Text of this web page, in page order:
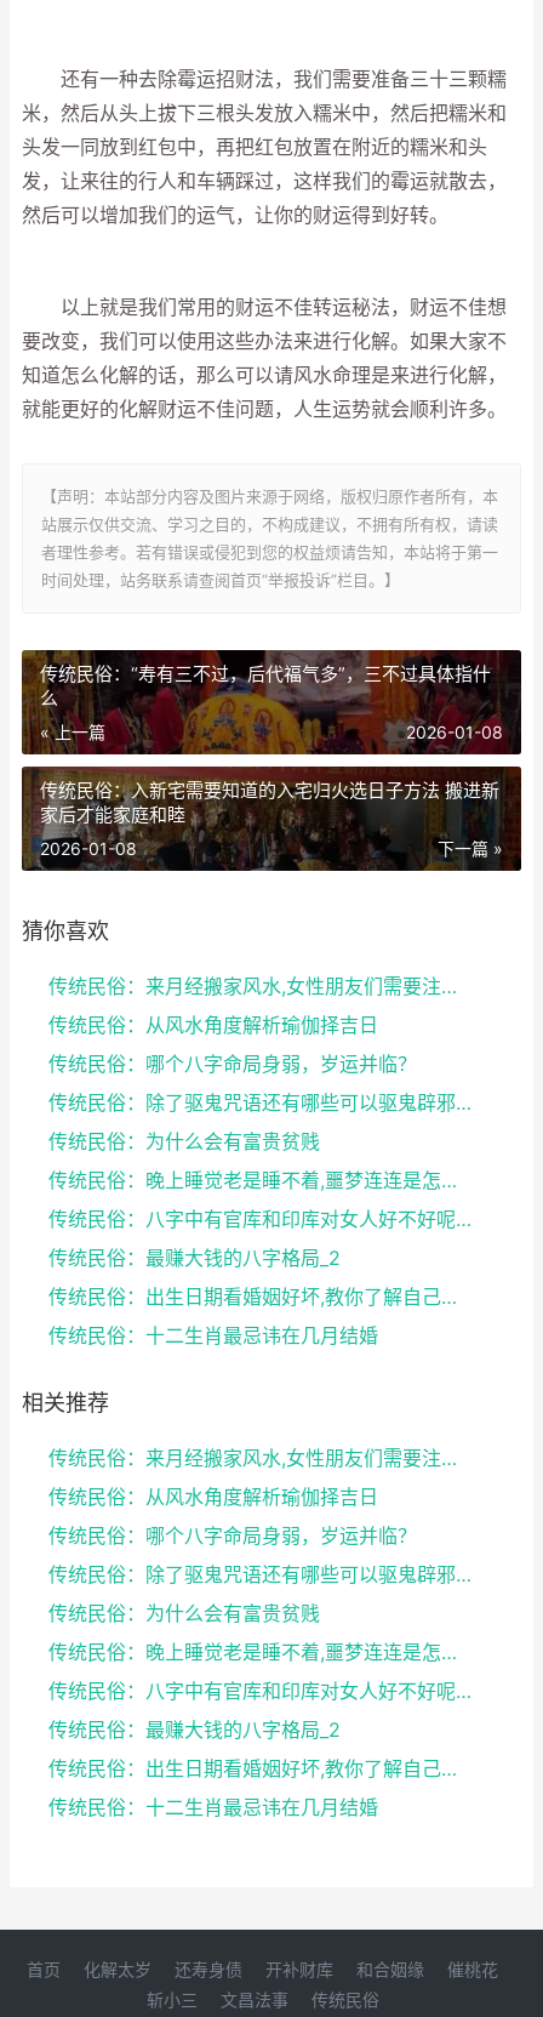
还有一种去除霉运招财法，我们需要准备三十三颗糯
米，然后从头上拔下三根头发放入糯米中，然后把糯米和
头发一同放到红包中，再把红包放置在附近的糯米和头
发，让来往的行人和车辆踩过，这样我们的霉运就散去，
然后可以增加我们的运气，让你的财运得到好转。
以上就是我们常用的财运不佳转运秘法，财运不佳想
要改变，我们可以使用这些办法来进行化解。如果大家不
知道怎么化解的话，那么可以请风水命理是来进行化解，
就能更好的化解财运不佳问题，人生运势就会顺利许多。
【声明：本站部分内容及图片来源于网络，版权归原作者所有，本
站展示仅供交流、学习之目的，不构成建议，不拥有所有权，请读
者理性参考。若有错误或侵犯到您的权益烦请告知，本站将于第一
时间处理，站务联系请查阅首页“举报投诉”栏目。】
传统民俗：“寿有三不过，后代福气多”，三不过具体指什
么
« 上一篇 2026-01-08
传统民俗：入新宅需要知道的入宅归火选日子方法 搬进新
家后才能家庭和睦
下一篇 »
2026-01-08
猜你喜欢
传统民俗：来月经搬家风水,女性朋友们需要注意了
传统民俗：从风水角度解析瑜伽择吉日
传统民俗：哪个八字命局身弱，岁运并临？
传统民俗：除了驱鬼咒语还有哪些可以驱鬼辟邪的方法？...
传统民俗：为什么会有富贵贫贱
传统民俗：晚上睡觉老是睡不着,噩梦连连是怎么回事
传统民俗：八字中有官库和印库对女人好不好呢？赶快收...
传统民俗：最赚大钱的八字格局_2
传统民俗：出生日期看婚姻好坏,教你了解自己未来的婚...
传统民俗：十二生肖最忌讳在几月结婚
相关推荐
传统民俗：来月经搬家风水,女性朋友们需要注意了
传统民俗：从风水角度解析瑜伽择吉日
传统民俗：哪个八字命局身弱，岁运并临？
传统民俗：除了驱鬼咒语还有哪些可以驱鬼辟邪的方法？...
传统民俗：为什么会有富贵贫贱
传统民俗：晚上睡觉老是睡不着,噩梦连连是怎么回事
传统民俗：八字中有官库和印库对女人好不好呢？赶快收...
传统民俗：最赚大钱的八字格局_2
传统民俗：出生日期看婚姻好坏,教你了解自己未来的婚...
传统民俗：十二生肖最忌讳在几月结婚
首页 化解太岁 还寿身债 开补财库 和合姻缘
催桃花
斩小三
文昌法事 传统民俗